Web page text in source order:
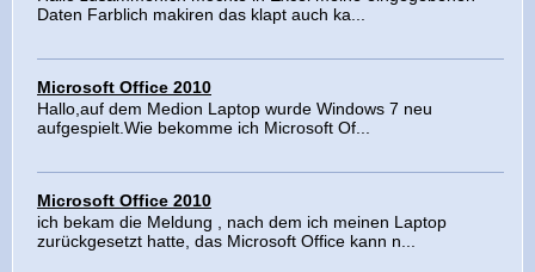
Daten Farblich makiren das klapt auch ka...
Microsoft Office 2010
Hallo,auf dem Medion Laptop wurde Windows 7 neu
aufgespielt.Wie bekomme ich Microsoft Of...
Microsoft Office 2010
ich bekam die Meldung , nach dem ich meinen Laptop
zurückgesetzt hatte, das Microsoft Office kann n...